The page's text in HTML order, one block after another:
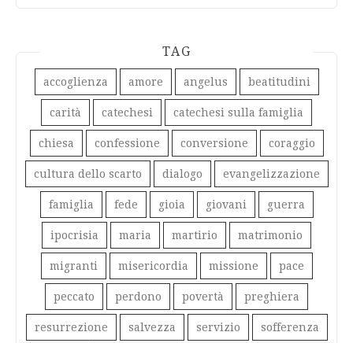
TAG
accoglienza amore angelus beatitudini
carità catechesi catechesi sulla famiglia
chiesa confessione conversione coraggio
cultura dello scarto dialogo evangelizzazione
famiglia fede gioia giovani guerra
ipocrisia maria martirio matrimonio
migranti misericordia missione pace
peccato perdono povertà preghiera
resurrezione salvezza servizio sofferenza